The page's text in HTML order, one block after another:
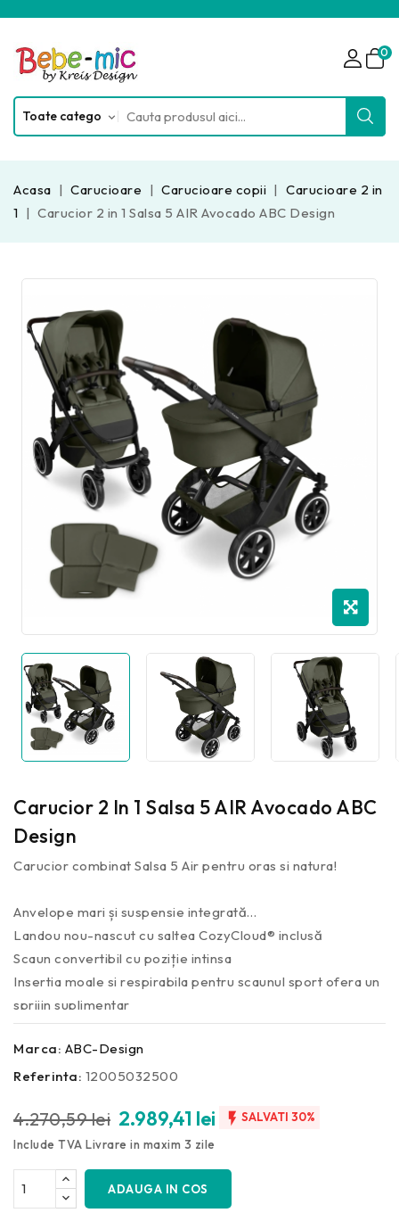
0
Acasa Carucioare Carucioare copii
Carucioare 2 in
1
Carucior 2 in 1 Salsa 5 AIR Avocado ABC Design
Carucior 2 In 1 Salsa 5 AIR Avocado ABC
Design
Carucior combinat Salsa 5 Air pentru oras si natura!
Anvelope mari și suspensie integrată
Landou nou-nascut cu saltea CozyCloud® inclusă
Scaun convertibil cu poziție intinsa
Insertia moale si respirabila pentru scaunul sport ofera un
sprijin suplimentar
Marca: ABC-Design
Referinta: 12005032500
4.270,59 lei 2.989,41 lei  SALVATI 30%
Include TVA Livrare in maxim 3 zile
ADAUGA IN COS